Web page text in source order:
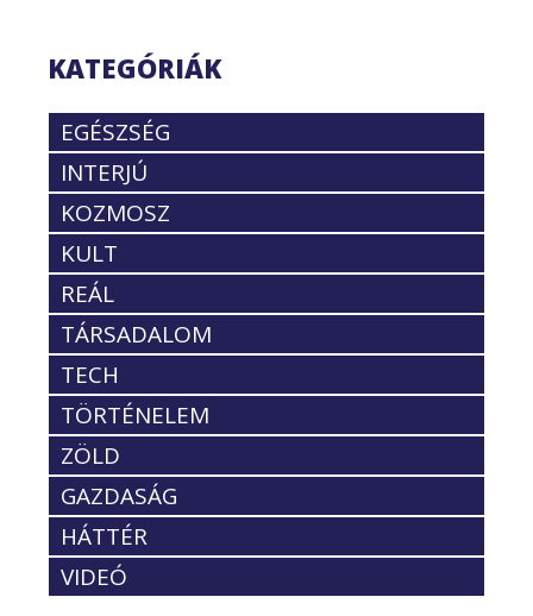
KATEGÓRIÁK
EGÉSZSÉG
INTERJÚ
KOZMOSZ
KULT
REÁL
TÁRSADALOM
TECH
TÖRTÉNELEM
ZÖLD
GAZDASÁG
HÁTTÉR
VIDEÓ